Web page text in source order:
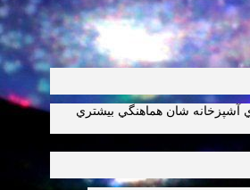
آشپزخانه شان هماهنگي بيشتري